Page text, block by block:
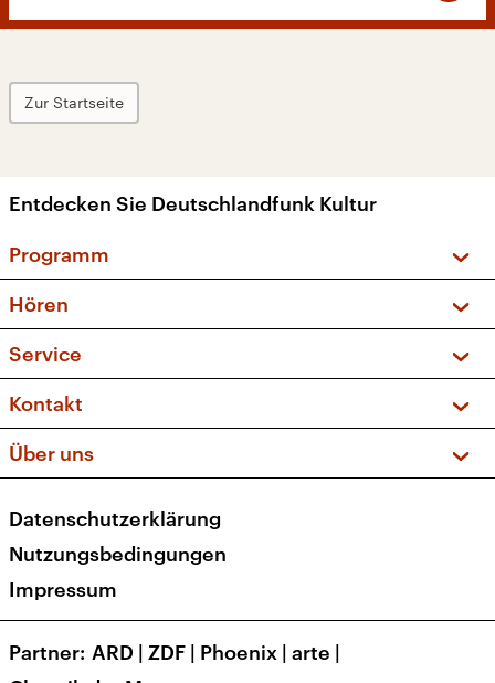
Zur Startseite
Entdecken Sie Deutschlandfunk Kultur
Programm
Sendungen und Podcasts
Musikliste
Kakadu – Das Kinderprogramm
Hören
Frequenzen (UKW + DAB+)
Service
FAQ
Apps
Newsletter
Veranstaltungen
Kontakt
Social Media
Über uns
Presse
Karriere
Transparenz
Datenschutzerklärung
Nutzungsbedingungen
Impressum
Partner ARD | ZDF | Phoenix | arte |